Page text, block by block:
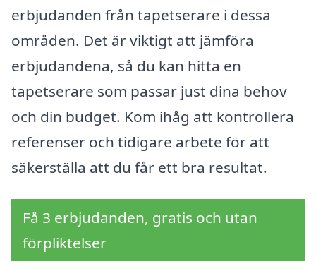
erbjudanden från tapetserare i dessa
områden. Det är viktigt att jämföra
erbjudandena, så du kan hitta en
tapetserare som passar just dina behov
och din budget. Kom ihåg att kontrollera
referenser och tidigare arbete för att
säkerställa att du får ett bra resultat.
Få 3 erbjudanden, gratis och utan
förpliktelser